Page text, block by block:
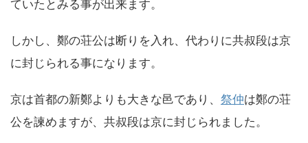
ていたとみる事が出来ます。
しかし、鄭の荘公は断りを入れ、代わりに共叔段は京
に封じられる事になります。
京は首都の新鄭よりも大きな邑であり、 祭仲は鄭の荘
公を諫めますが、共叔段は京に封じられました。